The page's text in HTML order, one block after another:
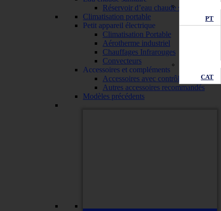
PT
CAT
Réservoir d’eau chaude sanitaire
Climatisation portable
Petit appareil électrique
Climatisation Portable
Aérotherme industriel
Chauffages Infrarouges
Convecteurs
Accessoires et compléments
Accessoires avec contrôle wifi
Autres accessoires recommandés
Modèles précédents